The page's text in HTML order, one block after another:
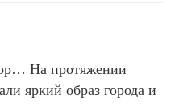
На протяжении
яркий образ города и